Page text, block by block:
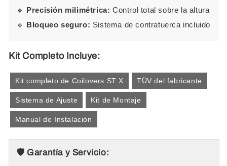
🔹 Precisión milimétrica: Control total sobre la altura
🔹 Bloqueo seguro: Sistema de contratuerca incluido
Kit Completo Incluye:
Kit completo de Coilovers ST X TÜV del fabricante
Sistema de Ajuste Kit de Montaje
Manual de Instalación
🛡️ Garantía y Servicio: